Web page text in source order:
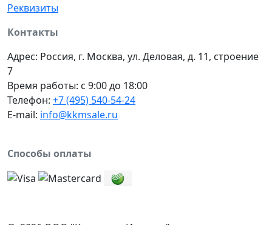
Реквизиты
Контакты
Адрес: Россия, г. Москва, ул. Деловая, д. 11, строение
7
Время работы: с 9:00 до 18:00
Телефон: +7 (495) 540-54-24
E-mail: info@kkmsale.ru
Способы оплаты